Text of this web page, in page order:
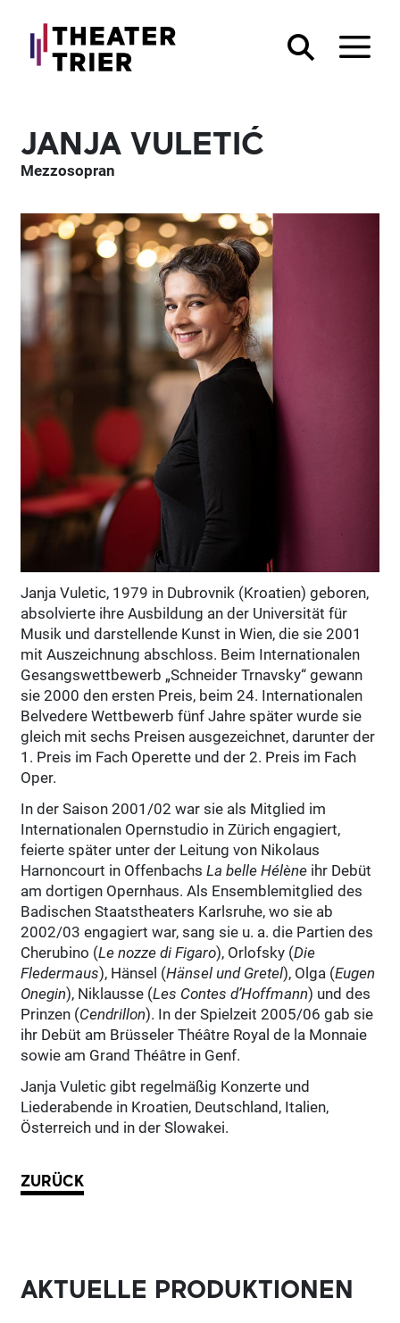
JANJA VULETIĆ
Mezzosopran
Janja Vuletic, 1979 in Dubrovnik (Kroatien) geboren,
absolvierte ihre Ausbildung an der Universität für
Musik und darstellende Kunst in Wien, die sie 2001
mit Auszeichnung abschloss. Beim Internationalen
Gesangswettbewerb „Schneider Trnavsky“ gewann
sie 2000 den ersten Preis, beim 24. Internationalen
Belvedere Wettbewerb fünf Jahre später wurde sie
gleich mit sechs Preisen ausgezeichnet, darunter der
1. Preis im Fach Operette und der 2. Preis im Fach
Oper.
In der Saison 2001/02 war sie als Mitglied im
Internationalen Opernstudio in Zürich engagiert,
feierte später unter der Leitung von Nikolaus
Harnoncourt in OffenbachsLa belle Hélène ihr Debüt
am dortigen Opernhaus. Als Ensemblemitglied des
Badischen Staatstheaters Karlsruhe, wo sie ab
2002/03 engagiert war, sang sie u. a. die Partien des
Cherubino (Le nozze di Figaro), Orlofsky (Die
Fledermaus), Hänsel (Hänsel und Gretel), Olga (Eugen
Onegin), Niklausse (Les Contes d’Hoffmann) und des
Prinzen (Cendrillon). In der Spielzeit 2005/06 gab sie
ihr Debüt am Brüsseler Théâtre Royal de la Monnaie
sowie am Grand Théâtre in Genf.
Janja Vuletic gibt regelmäßig Konzerte und
Liederabende in Kroatien, Deutschland, Italien,
Österreich und in der Slowakei.
ZURÜCK
AKTUELLE PRODUKTIONEN